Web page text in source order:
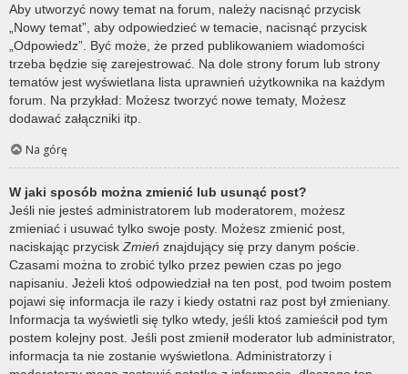
Aby utworzyć nowy temat na forum, należy nacisnąć przycisk
„Nowy temat”, aby odpowiedzieć w temacie, nacisnąć przycisk
„Odpowiedz”. Być może, że przed publikowaniem wiadomości
trzeba będzie się zarejestrować. Na dole strony forum lub strony
tematów jest wyświetlana lista uprawnień użytkownika na każdym
forum. Na przykład: Możesz tworzyć nowe tematy, Możesz
dodawać załączniki itp.
Na górę
W jaki sposób można zmienić lub usunąć post?
Jeśli nie jesteś administratorem lub moderatorem, możesz
zmieniać i usuwać tylko swoje posty. Możesz zmienić post,
naciskając przycisk Zmień znajdujący się przy danym poście.
Czasami można to zrobić tylko przez pewien czas po jego
napisaniu. Jeżeli ktoś odpowiedział na ten post, pod twoim postem
pojawi się informacja ile razy i kiedy ostatni raz post był zmieniany.
Informacja ta wyświetli się tylko wtedy, jeśli ktoś zamieścił pod tym
postem kolejny post. Jeśli post zmienił moderator lub administrator,
informacja ta nie zostanie wyświetlona. Administratorzy i